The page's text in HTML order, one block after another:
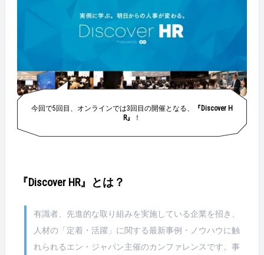
今回で5回目、オンラインでは3回目の開催となる、
『Discover H
R』
！
『Discover HR』とは？
有識者、先進的な取り組みを実施している企業を招き、
人材の「定着・活躍」に関する最新事例・ノウハウに触
れられるエン・ジャパン主催のカンファレンスです。事